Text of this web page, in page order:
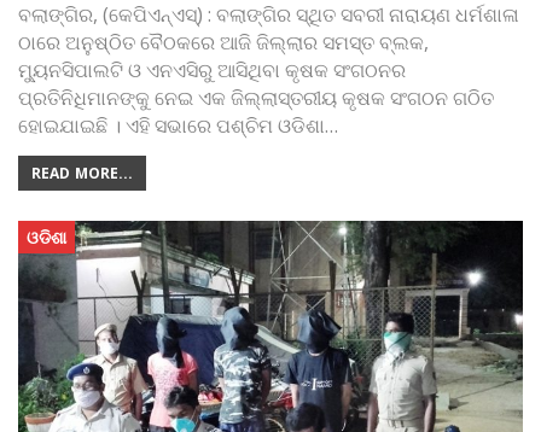
ବଲାଙ୍ଗିର, (କେପିଏନ୍‌ଏସ୍‌) : ବଲାଙ୍ଗିର ସ୍ଥିତ ସବରୀ ନାରାୟଣ ଧର୍ମଶାଳା
ଠାରେ ଅନୁଷ୍ଠିତ ବୈଠକରେ ଆଜି ଜିଲ୍ଲାର ସମସ୍ତ ବ୍ଲକ,
ମ୍ୟୁନସିପାଲଟି ଓ ଏନଏସିରୁ ଆସିଥିବା କୃଷକ ସଂଗଠନର
ପ୍ରତିନିଧିମାନଙ୍କୁ ନେଇ ଏକ ଜିଲ୍ଲାସ୍ତରୀୟ କୃଷକ ସଂଗଠନ ଗଠିତ
ହୋଇଯାଇଛି । ଏହି ସଭାରେ ପଶ୍ଚିମ ଓଡିଶା…
READ MORE...
ଓଡିଶା